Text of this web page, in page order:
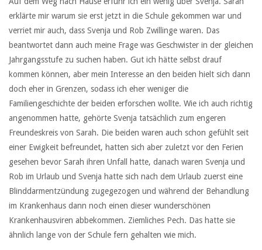
erklärte mir warum sie erst jetzt in die Schule gekommen war und
verriet mir auch, dass Svenja und Rob Zwillinge waren. Das
beantwortet dann auch meine Frage was Geschwister in der gleichen
Jahrgangsstufe zu suchen haben. Gut ich hätte selbst drauf
kommen können, aber mein Interesse an den beiden hielt sich dann
doch eher in Grenzen, sodass ich eher weniger die
Familiengeschichte der beiden erforschen wollte. Wie ich auch richtig
angenommen hatte, gehörte Svenja tatsächlich zum engeren
Freundeskreis von Sarah. Die beiden waren auch schon gefühlt seit
einer Ewigkeit befreundet, hatten sich aber zuletzt vor den Ferien
gesehen bevor Sarah ihren Unfall hatte, danach waren Svenja und
Rob im Urlaub und Svenja hatte sich nach dem Urlaub zuerst eine
Blinddarmentzündung zugegezogen und während der Behandlung
im Krankenhaus dann noch einen dieser wunderschönen
Krankenhausviren abbekommen. Ziemliches Pech. Das hatte sie
ähnlich lange von der Schule fern gehalten wie mich.